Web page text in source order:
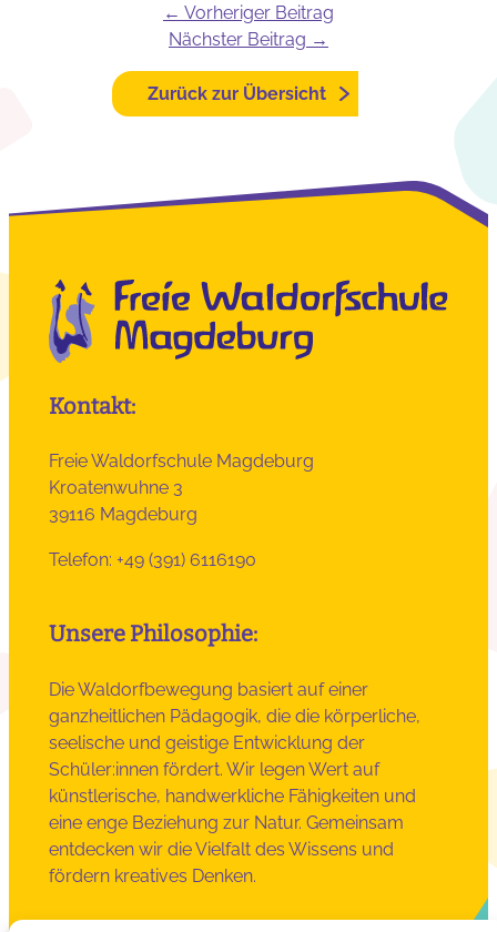
← Vorheriger Beitrag
Zurück zur Übersicht
Nächster Beitrag →
Kontakt:
Freie Waldorfschule Magdeburg
Kroatenwuhne 3
39116 Magdeburg
Telefon: +49 (391) 6116190
Unsere Philosophie:
Die Waldorfbewegung basiert auf einer
ganzheitlichen Pädagogik, die die körperliche,
seelische und geistige Entwicklung der
Schüler:innen fördert. Wir legen Wert auf
künstlerische, handwerkliche Fähigkeiten und
eine enge Beziehung zur Natur. Gemeinsam
entdecken wir die Vielfalt des Wissens und
fördern kreatives Denken.